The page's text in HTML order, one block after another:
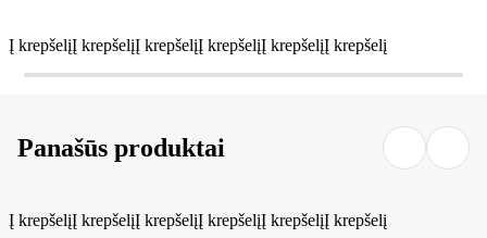
Į krepšelįĮ krepšelįĮ krepšelįĮ krepšelįĮ krepšelįĮ krepšelį
Panašūs produktai
Į krepšelįĮ krepšelįĮ krepšelįĮ krepšelįĮ krepšelįĮ krepšelį